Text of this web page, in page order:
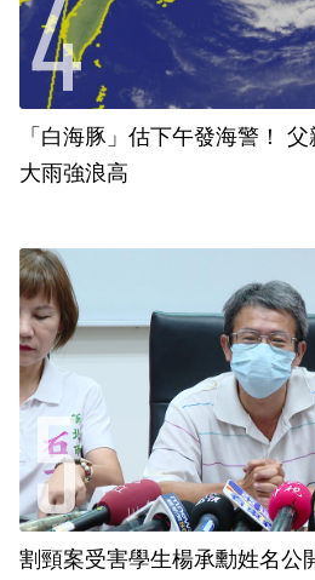
「白海豚」估下午發海警！
大雨強浪高
割頸案受害學生楊承勳姓名公